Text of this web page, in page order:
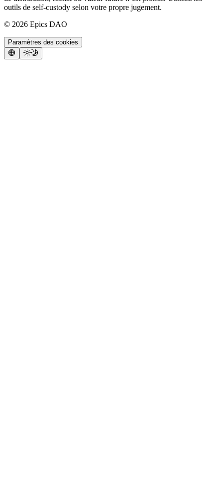
outils de self-custody selon votre propre jugement.
© 2026 Epics DAO
Paramètres des cookies